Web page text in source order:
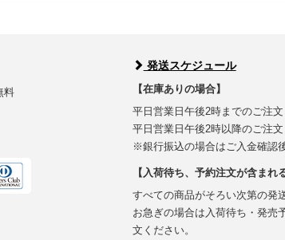
料
発送スケジュール
【在庫ありの場合】
平日営業日午後2時までのご注
平日営業日午後2時以降のご注
※銀行振込の場合はご入金確認
【入荷待ち、予約注文が含まれ
すべての商品がそろい次第の発
お急ぎの場合は入荷待ち・発売
文ください。